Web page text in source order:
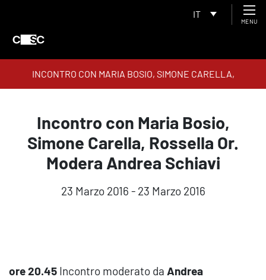
IT
MENU
INCONTRO CON MARIA BOSIO, SIMONE CARELLA,
ROSSELLA OR. MODERA ANDREA SCHIAVI
Incontro con Maria Bosio,
Simone Carella, Rossella Or.
Modera Andrea Schiavi
23 Marzo 2016 - 23 Marzo 2016
ore 20.45 Incontro moderato da Andrea